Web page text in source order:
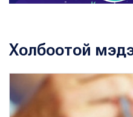
Холбоотой